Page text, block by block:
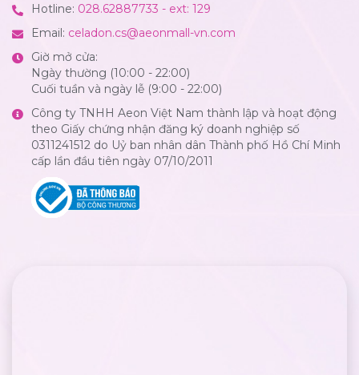
Hotline: 028.62887733 - ext: 129
Email: celadon.cs@aeonmall-vn.com
Giờ mở cửa:
Ngày thường (10:00 - 22:00)
Cuối tuần và ngày lễ (9:00 - 22:00)
Công ty TNHH Aeon Việt Nam thành lập và hoạt động
theo Giấy chứng nhận đăng ký doanh nghiệp số
0311241512 do Uỷ ban nhân dân Thành phố Hồ Chí Minh
cấp lần đầu tiên ngày 07/10/2011